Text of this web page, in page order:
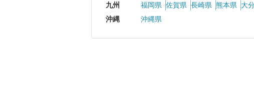
九州
福岡県 佐賀県 長崎県 熊本県 大
沖縄
沖縄県